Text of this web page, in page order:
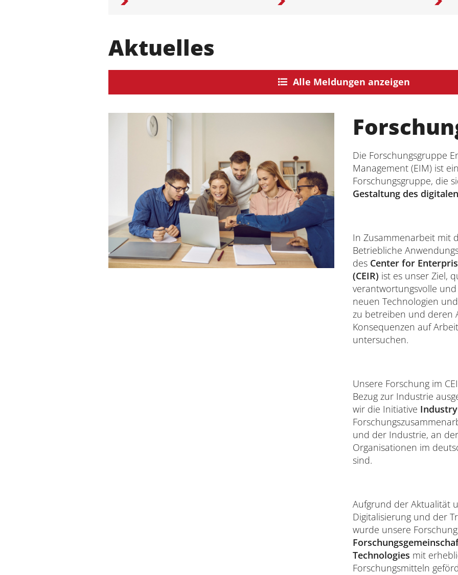
Aktuelles
Alle Meldungen anzeigen
Die Forschungsgruppe
Management (EIM) ist
Forschungsgruppe, die
Gestaltung des
In Zusammenarbeit mit
Betriebliche
des Center for
(CEIR) ist es unser Ziel,
verantwortungsvolle
neuen Technologien
zu betreiben und deren
Konsequenzen auf
untersuchen.
Unsere Forschung im
Bezug zur Industrie
wir die Initiative
und der Industrie, an
Organisationen im
sind.
Aufgrund der Aktualität
Digitalisierung und der
wurde unsere
Technologies mit
Forschungsmitteln